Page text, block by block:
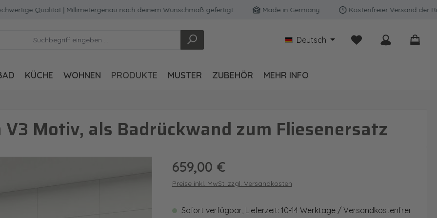
Qualität | Millimetergenau nach deinem Wunschmaß gefertigt Made in Germany Kostenfreier Versand der
Deutsch Du hast 0 Produkte
KÜCHE WOHNEN PRODUKTE MUSTER ZUBEHÖR MEHR INFO
Motiv, als Badrückwand zum Fliesenersatz
Regulärer Preis:
659,00 €
Preise inkl. MwSt. zzgl. Versandkosten
Sofort verfügbar, Lieferzeit: 10-14 Werktage / Versandkostenfrei